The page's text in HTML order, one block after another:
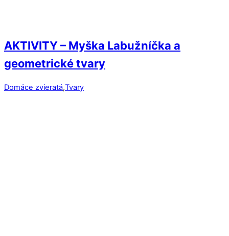
AKTIVITY – Myška Labužníčka a
geometrické tvary
Domáce zvieratá,Tvary